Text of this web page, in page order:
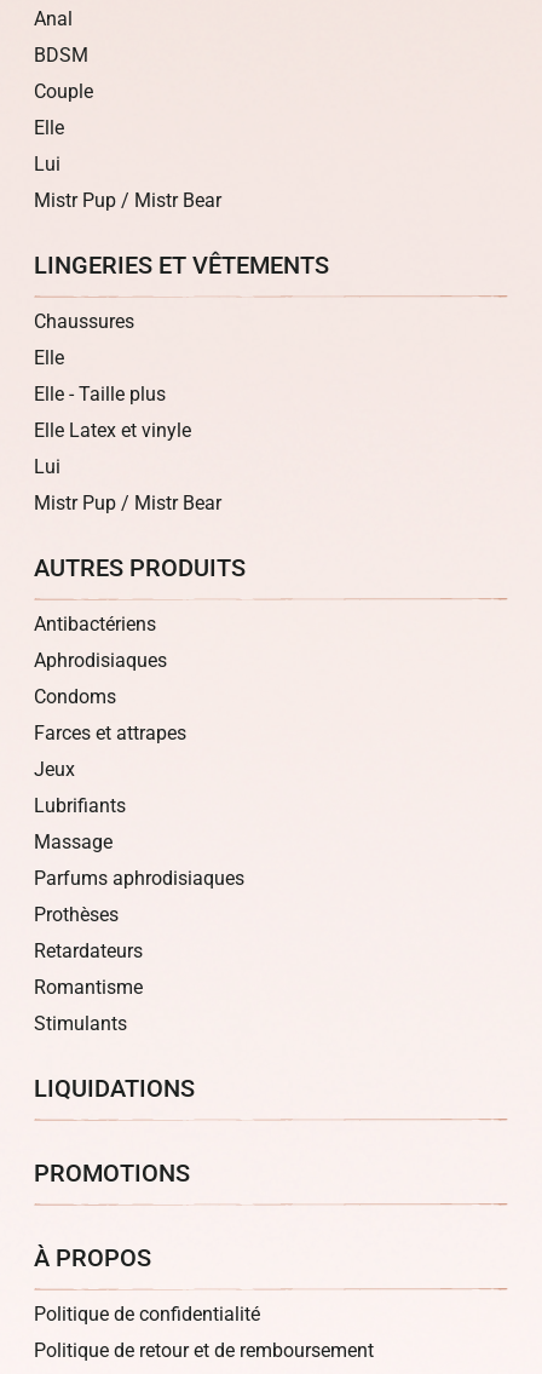
Anal
BDSM
Couple
Elle
Lui
Mistr Pup / Mistr Bear
LINGERIES ET VÊTEMENTS
Chaussures
Elle
Elle - Taille plus
Elle Latex et vinyle
Lui
Mistr Pup / Mistr Bear
AUTRES PRODUITS
Antibactériens
Aphrodisiaques
Condoms
Farces et attrapes
Jeux
Lubrifiants
Massage
Parfums aphrodisiaques
Prothèses
Retardateurs
Romantisme
Stimulants
LIQUIDATIONS
PROMOTIONS
À PROPOS
Politique de confidentialité
Politique de retour et de remboursement